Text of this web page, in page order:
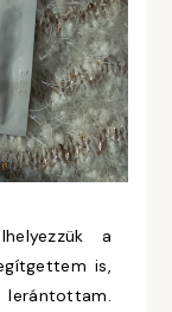
a
is,